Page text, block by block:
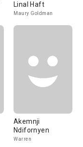
Linal Haft
Maury Goldman
Akemnji
Ndifornyen
Warren